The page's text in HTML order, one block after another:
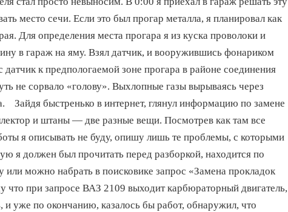
место сечи. Если это был прогар металла, я планировал как
Для определения места прогара я из куска проволоки и
в гараж на яму. Взял датчик, и вооружившись фонариком
к предпологаемой зоне прогара в районе соединения
не сорвало «голову». Выхлопные газы вырываясь через
Зайдя быстренько в интернет, глянул информацию по замене
и штаны — две разные вещи. Посмотрев как там все
я описывать не буду, опишу лишь те проблемы, с которыми
я должен был прочитать перед разборкой, находится по
можно набрать в поисковике запрос «Замена прокладок
при запросе ВАЗ 2109 выходит карбюраторный двигатель,
уже по окончанию, казалось бы работ, обнаружил, что